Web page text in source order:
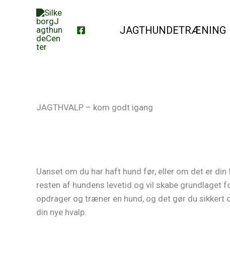
JAGTHUNDETRÆNING
JAGTHVALP – kom godt igang
Uanset om du har haft hund før, eller om det er
resten af hundens levetid og vil skabe grundlaget
opdrager og træner en hund, og det gør du sikkert
din nye hvalp.